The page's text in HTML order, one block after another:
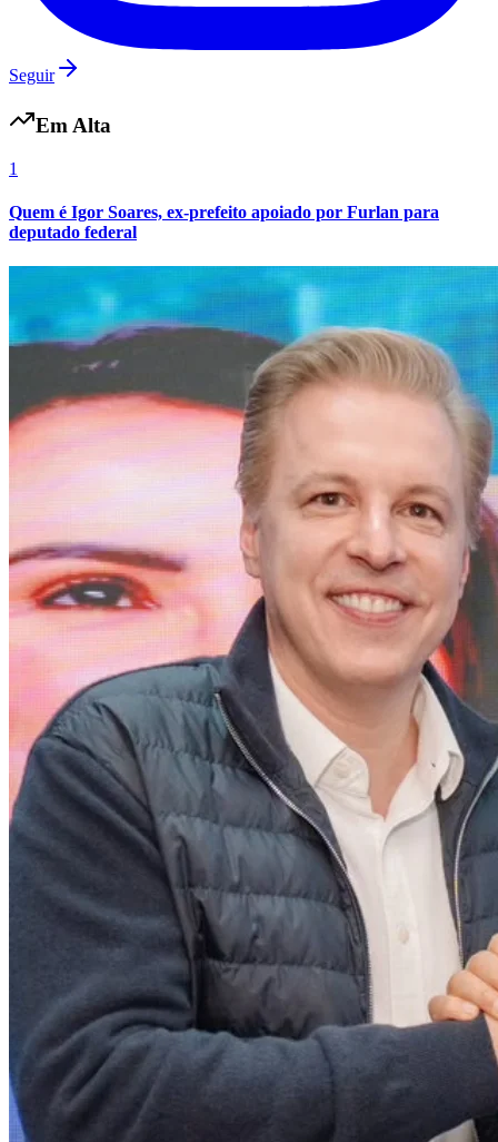
Atlético-MG
Seguir
Em Alta
1
Quem é Igor Soares, ex-prefeito apoiado por Furlan para
deputado federal